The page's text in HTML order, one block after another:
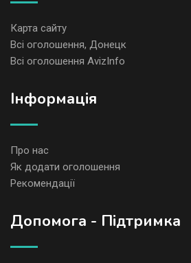
Карта сайту
Всі оголошення, Донецк
Всі оголошення AvizInfo
Iнформація
Про нас
Як додати оголошення
Рекомендації
Допомога - Підтримка